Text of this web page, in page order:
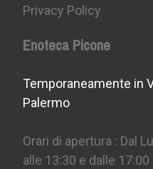
Privacy Policy
Enoteca Picone
Temporaneamente in
Palermo
Orari di apertura : Dal
alle 13:30 e dalle 17:00